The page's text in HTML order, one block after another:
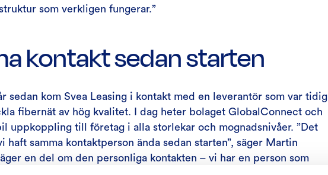
som verkligen fungerar.”
kontakt sedan starten
sedan kom Svea Leasing i kontakt med en leverantör som var tidig
fibernät av hög kvalitet. I dag heter bolaget GlobalConnect och
uppkoppling till företag i alla storlekar och mognadsnivåer. ”Det
haft samma kontaktperson ända sedan starten”, säger Martin
en del om den personliga kontakten – vi har en person som